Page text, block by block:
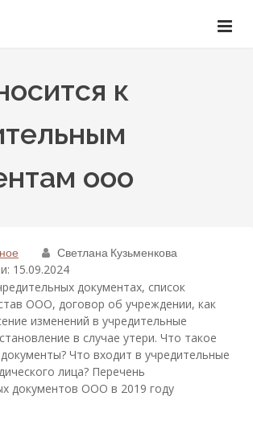
к
ооо
Светлана Кузьменкова
15.09.2024
документах, список
ООО, договор об учреждении, как
изменений в учредительные
в случае утери. Что такое
Что входит в учредительные
лица? Перечень
документов ООО в 2019 году